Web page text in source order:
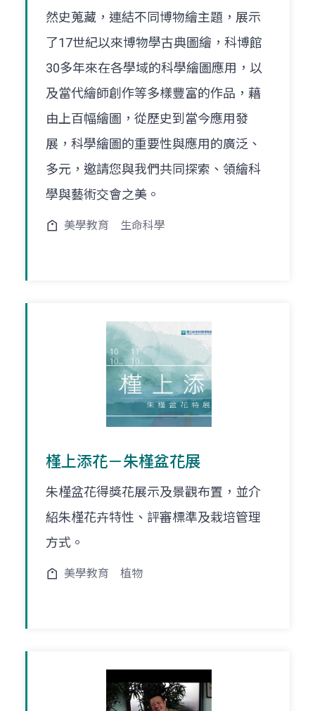
然史蒐藏，連結不同博物繪主題，展示
了17世紀以來博物學古典圖繪，科博館
30多年來在各學域的科學繪圖應用，以
及當代繪師創作等多樣豐富的作品，藉
由上百幅繪圖，從歷史到當今應用發
展，科學繪圖的重要性與應用的廣泛、
多元，邀請您與我們共同探索、領繪科
學與藝術交會之美。
美學教育 生命科學
槿上添花－朱槿盆花展
朱槿盆花得獎花展示及景觀布置，並介
紹朱槿花卉特性、評審標準及栽培管理
方式。
美學教育 植物